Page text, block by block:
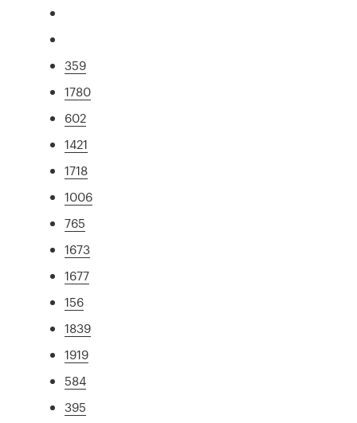
359
1780
602
1421
1718
1006
765
1673
1677
156
1839
1919
584
395